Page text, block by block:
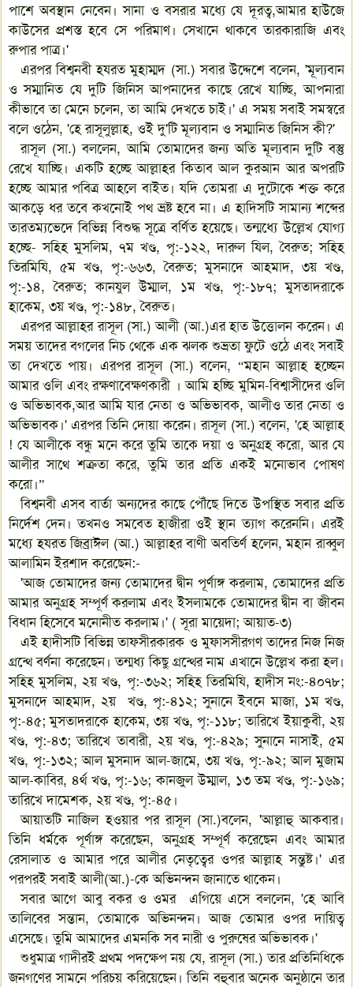
পাশে অবস্থান নেবেন। সানা ও বসরার মধ্যে যে দূরত্ব,আমার হাউজে
কাউসের প্রশস্ত হবে সে পরিমাণ। সেখানে থাকবে তারকারাজি এবং
রুপার পাত্র।'
এরপর বিশ্বনবী হযরত মুহাম্মদ (সা.) সবার উদ্দেশে বলেন, 'মূল্যবান
ও সম্মানিত যে দুটি জিনিস আপনাদের কাছে রেখে যাচ্ছি, আপনারা
কীভাবে তা মেনে চলেন, তা আমি দেখতে চাই।' এ সময় সবাই সমস্বরে
বলে ওঠেন, 'হে রাসূলুল্লাহ, ওই দু'টি মূল্যবান ও সম্মানিত জিনিস কী?'
রাসূল (সা.) বললেন, আমি তোমাদের জন্য অতি মূল্যবান দুটি বস্তু
রেখে যাচ্ছি। একটি হচ্ছে আল্লাহর কিতাব আল কুরআন আর অপরটি
হচ্ছে আমার পবিত্র আহলে বাইত। যদি তোমরা এ দুটোকে শক্ত করে
আকড়ে ধর তবে কখনোই পথ ভ্রষ্ট হবে না। এ হাদিসটি সামান্য শব্দের
তারতম্যভেদে বিভিন্ন বিশুদ্ধ সূত্রে বর্ণিত হয়েছে। তন্মধ্যে উল্লেখ যোগ্য
হচ্ছে- সহিহ মুসলিম, ৭ম খণ্ড, পৃ:-১২২, দারুল যিল, বৈরুত; সহিহ
তিরমিযি, ৫ম খণ্ড, পৃ:-৬৬৩, বৈরুত; মুসনাদে আহমাদ, ৩য় খণ্ড,
পৃ:-১৪, বৈরুত; কানযুল উম্মাল, ১ম খণ্ড, পৃ:-১৮৭; মুসতাদরাকে
হাকেম, ৩য় খণ্ড, পৃ:-১৪৮, বৈরুত।
এরপর আল্লাহর রাসূল (সা.) আলী (আ.)এর হাত উত্তোলন করেন। এ
সময় তাদের বগলের নিচ থেকে এক ঝলক শুভ্রতা ফুটে ওঠে এবং সবাই
তা দেখতে পায়। এরপর রাসূল (সা.) বলেন, “মহান আল্লাহ হচ্ছেন
আমার ওলি এবং রক্ষণাবেক্ষণকারী । আমি হচ্ছি মুমিন-বিশ্বাসীদের ওলি
ও অভিভাবক,আর আমি যার নেতা ও অভিভাবক, আলীও তার নেতা ও
অভিভাবক।' এরপর তিনি দোয়া করেন। রাসূল (সা.) বলেন, 'হে আল্লাহ
! যে আলীকে বন্ধু মনে করে তুমি তাকে দয়া ও অনুগ্রহ করো, আর যে
আলীর সাথে শত্রুতা করে, তুমি তার প্রতি একই মনোভাব পোষণ
করো।”
বিশ্বনবী এসব বার্তা অন্যদের কাছে পৌঁছে দিতে উপস্থিত সবার প্রতি
নির্দেশ দেন। তখনও সমবেত হাজীরা ওই স্থান ত্যাগ করেননি। এরই
মধ্যে হযরত জিব্রাঈল (আ.) আল্লাহর বাণী অবতির্ণ হলেন, মহান রাব্বুল
আলামিন ইরশাদ করেছেন:-
'আজ তোমাদের জন্য তোমাদের দ্বীন পূর্ণাঙ্গ করলাম, তোমাদের প্রতি
আমার অনুগ্রহ সম্পূর্ণ করলাম এবং ইসলামকে তোমাদের দ্বীন বা জীবন
বিধান হিসেবে মনোনীত করলাম।' ( সূরা মায়েদা; আয়াত-৩)
এই হাদীসটি বিভিন্ন তাফসীরকারক ও মুফাসসীরগণ তাদের নিজ নিজ
গ্রন্থে বর্ণনা করেছেন। তন্মধ্য কিছু গ্রন্থের নাম এখানে উল্লেখ করা হল।
সহিহ মুসলিম, ২য় খণ্ড, পৃ:-৩৬২; সহিহ তিরমিযি, হাদীস নং:-৪০৭৮;
মুসনাদে আহমাদ, ২য় খণ্ড, পৃ:-৪১২; সুনানে ইবনে মাজা, ১ম খণ্ড,
পৃ:-৪৫; মুসতাদরাকে হাকেম, ৩য় খণ্ড, পৃ:-১১৮; তারিখে ইয়াকুবী, ২য়
খণ্ড, পৃ:-৪৩; তারিখে তাবারী, ২য় খণ্ড, পৃ:-৪২৯; সুনানে নাসাই, ৫ম
খণ্ড, পৃ:-১৩২; আল মুসনাদ আল-জামে, ৩য় খণ্ড, পৃ:-৯২; আল মুজাম
আল-কাবির, ৪র্থ খণ্ড, পৃ:-১৬; কানজুল উম্মাল, ১৩ তম খণ্ড, পৃ:-১৬৯;
তারিখে দামেশক, ২য় খণ্ড, পৃ:-৪৫।
আয়াতটি নাজিল হওয়ার পর রাসূল (সা.)বলেন, 'আল্লাহু আকবার।
তিনি ধর্মকে পূর্ণাঙ্গ করেছেন, অনুগ্রহ সম্পূর্ণ করেছেন এবং আমার
রেসালাত ও আমার পরে আলীর নেতৃত্বের ওপর আল্লাহ সন্তুষ্ট।' এর
পরপরই সবাই আলী(আ.)-কে অভিনন্দন জানাতে থাকেন।
সবার আগে আবু বকর ও ওমর এগিয়ে এসে বললেন, 'হে আবি
তালিবের সন্তান, তোমাকে অভিনন্দন। আজ তোমার ওপর দায়িত্ব
এসেছে। তুমি আমাদের এমনকি সব নারী ও পুরুষের অভিভাবক।'
শুধুমাত্র গাদীরই প্রথম পদক্ষেপ নয় যে, রাসূল (সা.) তার প্রতিনিধিকে
জনগণের সামনে পরিচয় করিয়েছেন। তিনি বহুবার অনেক অনুষ্ঠানে তার